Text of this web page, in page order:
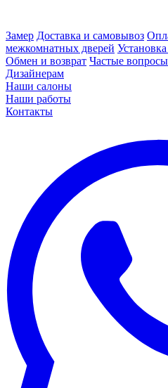
Замер Доставка и самовывоз
межкомнатных дверей
Обмен и возврат Частые вопросы
Дизайнерам
Наши салоны
Наши работы
Контакты